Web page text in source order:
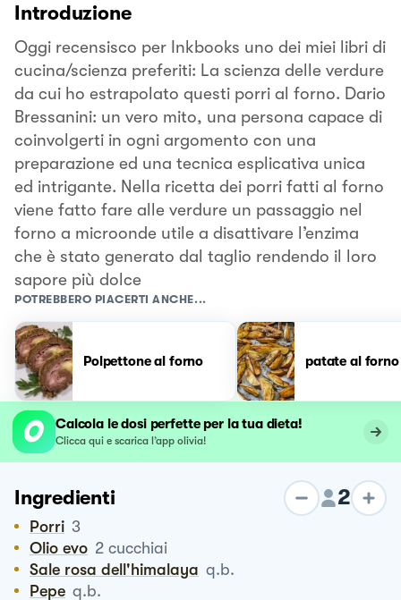
Introduzione
Oggi recensisco per Inkbooks uno dei miei libri di
cucina/scienza preferiti: La scienza delle verdure
da cui ho estrapolato questi porri al forno. Dario
Bressanini: un vero mito, una persona capace di
coinvolgerti in ogni argomento con una
preparazione ed una tecnica esplicativa unica
ed intrigante. Nella ricetta dei porri fatti al forno
viene fatto fare alle verdure un passaggio nel
forno a microonde utile a disattivare l’enzima
che è stato generato dal taglio rendendo il loro
sapore più dolce
POTREBBERO PIACERTI ANCHE...
Polpettone al forno patate al forno
Calcola le dosi perfette per la tua dieta!
Clicca qui e scarica l’app olivia!
Ingredienti 2
Porri 3
Olio evo 2 cucchiai
Sale rosa dell'himalaya q.b.
Pepe q.b.